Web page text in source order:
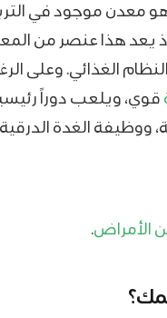
معدن موجود في
يعد هذا عنصر من
الغذائي. وعلى
قوي، ويلعب دوراً
ووظيفة الغدة
الأمراض.